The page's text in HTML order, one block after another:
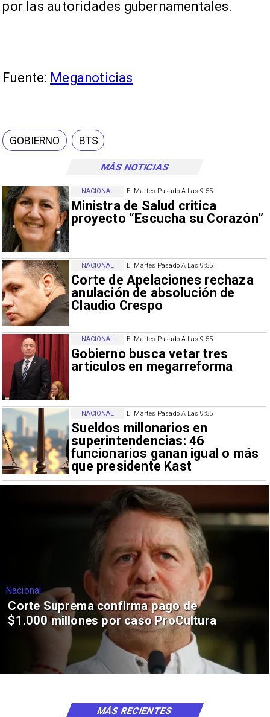
MÁS NOTICIAS
El Martes Pasado A Las 9:55
Ministra de Salud critica
proyecto “Escucha su Corazón”
NACIONAL
El Martes Pasado A Las 9:55
Corte de Apelaciones rechaza
anulación de absolución de
Claudio Crespo
NACIONAL
El Martes Pasado A Las 9:55
Gobierno busca vetar tres
artículos en megarreforma
NACIONAL
El Martes Pasado A Las 9:55
Sueldos millonarios en
superintendencias: 46
funcionarios ganan igual o más
que presidente Kast
NACIONAL
por las autoridades gubernamentales.
Fuente: Meganoticias
GOBIERNO BTS
Nacional
Corte Suprema confirma pago de
$1.000 millones por caso ProCultura
MÁS RECIENTES